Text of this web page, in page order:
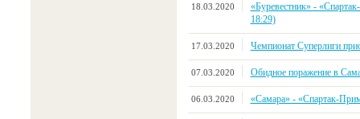
18.03.2020
«Буревестник» -
18:29)
17.03.2020 Чемпионат Суперлиги
07.03.2020 Обидное поражение в
06.03.2020 «Самара» - «Спартак-